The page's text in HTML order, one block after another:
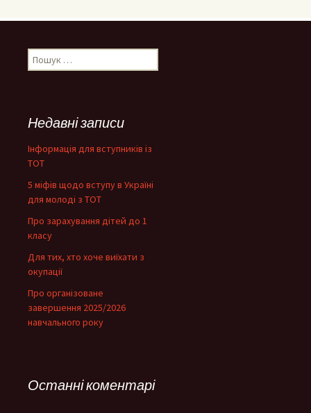
Пошук:
Недавні записи
Інформація для вступників із
ТОТ
5 міфів щодо вступу в Україні
для молоді з ТОТ
Про зарахування дітей до 1
класу
Для тих, хто хоче виїхати з
окупації
Про організоване
завершення 2025/2026
навчального року
Останні коментарі